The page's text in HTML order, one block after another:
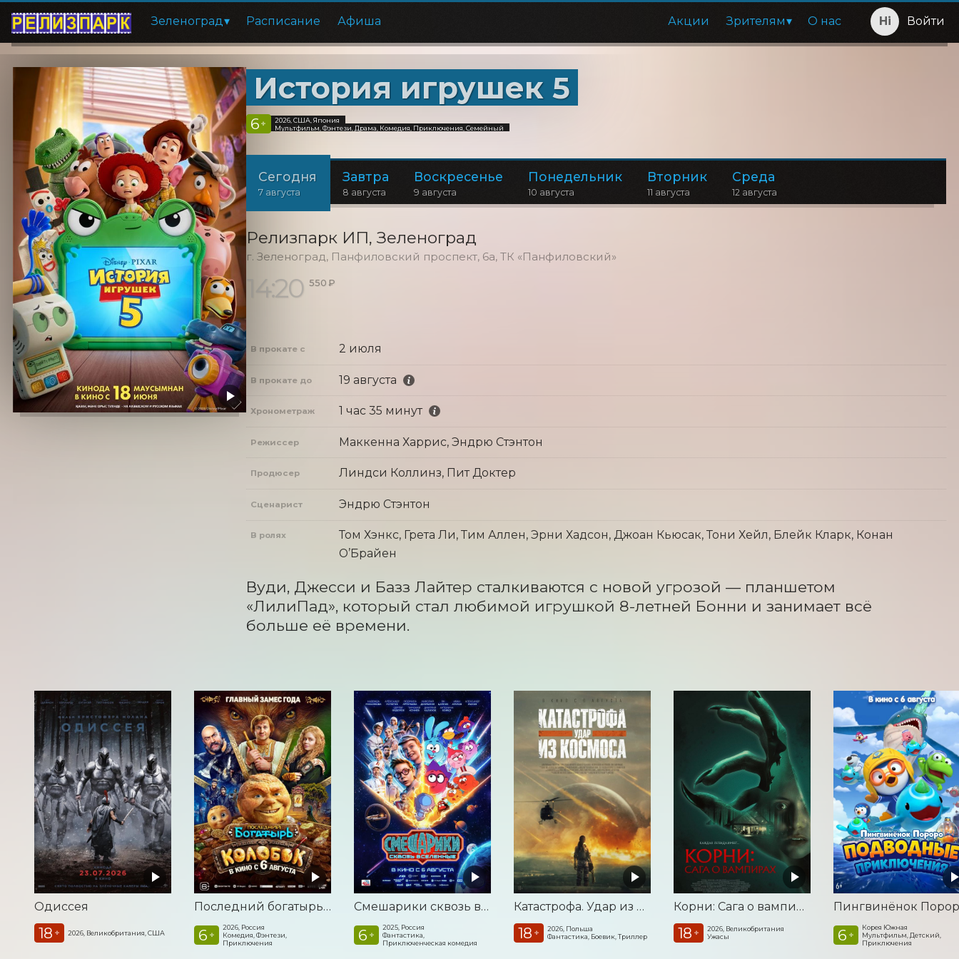
Зеленоград Расписание Афиша Акции Зрителям О нас Войти
История игрушек 5
6 +
2026, США, Япония
Мультфильм, Фэнтези, Драма, Комедия, Приключения, Семейный
Сегодня
7 августа
Завтра
8 августа
Воскресенье
9 августа
Понедельник
10 августа
Вторник
11 августа
Среда
12 августа
Релизпарк ИП, Зеленоград
г. Зеленоград, Панфиловский проспект, 6а, ТК «Панфиловский»
14:20 550 ₽
В прокате с 2 июля
В прокате до 19 августа
Хронометраж 1 час 35 минут
Режиссер Маккенна Харрис, Эндрю Стэнтон
Продюсер Линдси Коллинз, Пит Доктер
Сценарист Эндрю Стэнтон
В ролях
Том Хэнкс, Грета Ли, Тим Аллен, Эрни Хадсон, Джоан Кьюсак, Тони Хейл, Блейк Кларк, Конан
О’Брайен
Вуди, Джесси и Базз Лайтер сталкиваются с новой угрозой — планшетом
«ЛилиПад», который стал любимой игрушкой 8-летней Бонни и занимает всё
больше её времени.
Одиссея
18 + 2026, Великобритания, США
Последний богатырь. Колобок
6 +
2026, Россия
Комедия, Фэнтези,
Приключения
Смешарики сквозь вселенные
6 +
2025, Россия
Фантастика,
Приключенческая комедия
Катастрофа. Удар из космоса
18 +
2026, Польша
Фантастика, Боевик, Триллер
Корни: Сага о вампирах
18 +
2026, Великобритания
Ужасы
6 +
Корея Южная
Мультфильм, Детский,
Приключения